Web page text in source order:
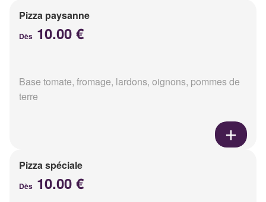
Pizza paysanne
Dès 10.00 €
Base tomate, fromage, lardons, oignons, pommes de
terre
Pizza spéciale
Dès 10.00 €